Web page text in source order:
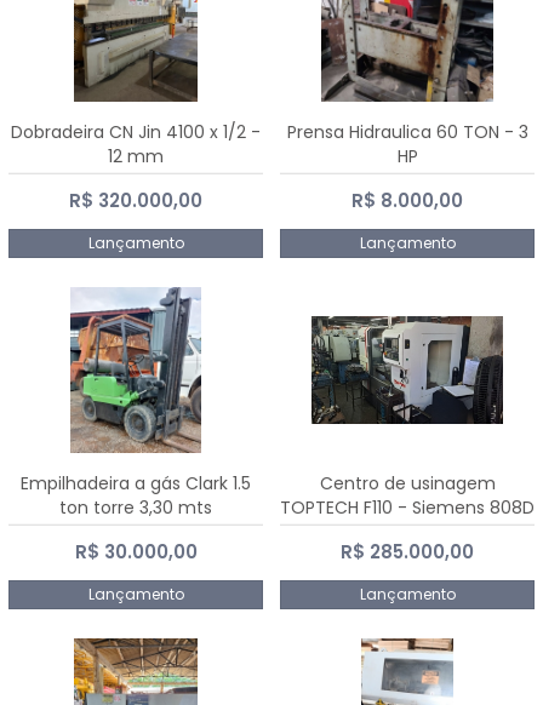
Dobradeira CN Jin 4100 x 1/2 -
12 mm
R$ 320.000,00
Lançamento
Prensa Hidraulica 60 TON - 3
HP
R$ 8.000,00
Lançamento
Empilhadeira a gás Clark 1.5
ton torre 3,30 mts
R$ 30.000,00
Lançamento
Centro de usinagem
TOPTECH F110 - Siemens 808D
Advanced
R$ 285.000,00
Lançamento